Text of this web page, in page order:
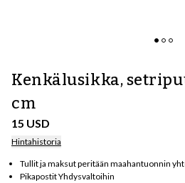
Kenkälusikka,
cm
15 USD
Hintahistoria
Tullit ja maksut peritään maahantuonnin
Pikapostit Yhdysvaltoihin